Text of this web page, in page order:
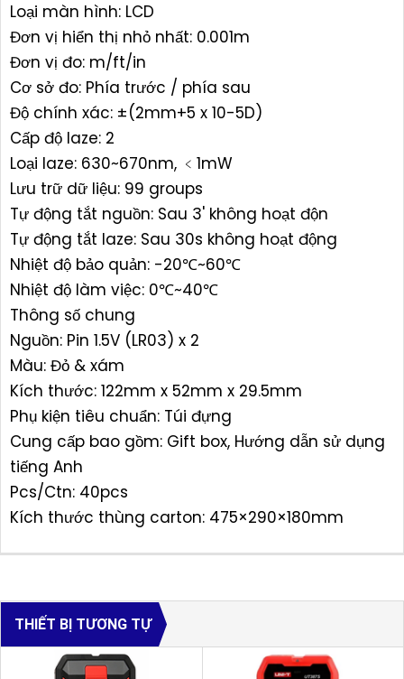
Loại màn hình: LCD
Đơn vị hiển thị nhỏ nhất: 0.001m
Đơn vị đo: m/ft/in
Cơ sở đo: Phía trước / phía sau
Độ chính xác: ±(2mm+5 x 10-5D)
Cấp độ laze: 2
Loại laze: 630~670nm, ﹤1mW
Lưu trữ dữ liệu: 99 groups
Tự động tắt nguồn: Sau 3' không hoạt độn
Tự động tắt laze: Sau 30s không hoạt động
Nhiệt độ bảo quản: -20℃~60℃
Nhiệt độ làm việc: 0℃~40℃
Thông số chung
Nguồn: Pin 1.5V (LR03) x 2
Màu: Đỏ & xám
Kích thước: 122mm x 52mm x 29.5mm
Phụ kiện tiêu chuẩn: Túi đựng
Cung cấp bao gồm: Gift box, Hướng dẫn sử dụng
tiếng Anh
Pcs/Ctn: 40pcs
Kích thước thùng carton: 475×290×180mm
THIẾT BỊ TƯƠNG TỰ